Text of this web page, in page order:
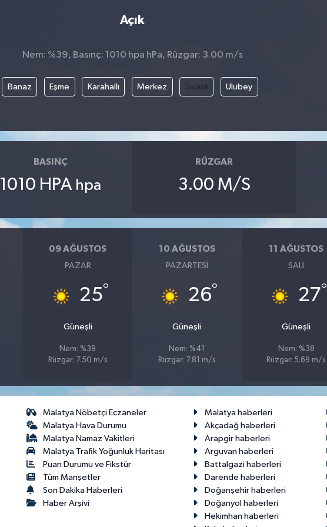
Açık
Nem: %39, Basınç: 1010 hpa hPa, Rüzgar: 3.00 m/s
Banaz Eşme Karahallı Merkez Sivaslı Ulubey
BASINÇ
1010 HPA hpa
RÜZGAR
3.00 M/S
09 AĞUSTOS
PAZAR
25°
Güneşli
Nem: %39
Rüzgar: 7.50 m/s
10 AĞUSTOS
PAZARTESI
26°
Güneşli
Nem: %41
Rüzgar: 7.81 m/s
11 AĞUSTOS
SALI
27°
Güneşli
Nem: %38
Rüzgar: 5.69 m/s
Malatya Nöbetçi Eczaneler
Malatya Hava Durumu
Malatya Namaz Vakitleri
Malatya Trafik Yoğunluk Haritası
Puan Durumu ve Fikstür
Tüm Manşetler
Son Dakika Haberleri
Haber Arşivi
Malatya haberleri
Akçadağ haberleri
Arapgir haberleri
Arguvan haberleri
Battalgazi haberleri
Darende haberleri
Doğanşehir haberleri
Doğanyol haberleri
Hekimhan haberleri